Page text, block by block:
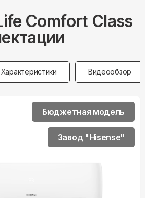
Comfort Class
Характеристики Видеообзор
Бюджетная модель
Завод "Hisense"